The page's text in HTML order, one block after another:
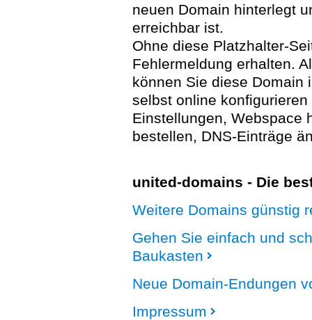
neuen Domain hinterlegt
erreichbar ist.
Ohne diese Platzhalter-
Fehlermeldung erhalten.
können Sie diese Domain
selbst online
Einstellungen, Webspace
bestellen, DNS-Einträge
united-domains - Die
Weitere Domains günstig
Gehen Sie einfach und
Baukasten
Neue Domain-Endungen
Impressum